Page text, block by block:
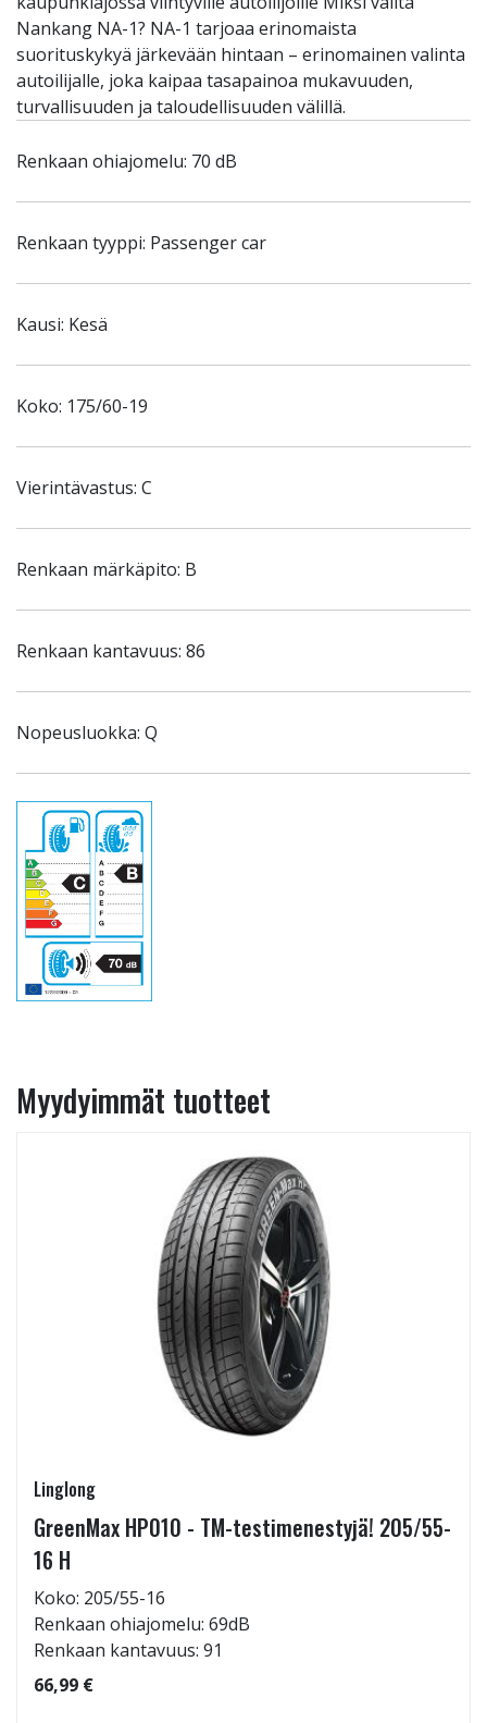
Nankang NA-1? NA-1 tarjoaa erinomaista
suorituskykyä järkevään hintaan – erinomainen valinta
autoilijalle, joka kaipaa tasapainoa mukavuuden,
turvallisuuden ja taloudellisuuden välillä.
Renkaan ohiajomelu: 70 dB
Renkaan tyyppi: Passenger car
Kausi: Kesä
Koko: 175/60-19
Vierintävastus: C
Renkaan märkäpito: B
Renkaan kantavuus: 86
Nopeusluokka: Q
Myydyimmät tuotteet
Linglong
GreenMax HP010 - TM-testimenestyjä! 205/55-
16 H
Koko: 205/55-16
Renkaan ohiajomelu: 69dB
Renkaan kantavuus: 91
66,99 €